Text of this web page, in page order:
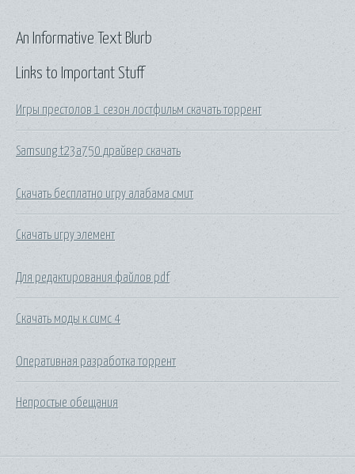
Links to Important Stuff
Игры престолов 1 сезон лостфильм скачать торрент
Samsung t23a750 драйвер скачать
Скачать бесплатно игру алабама смит
Скачать игру элемент
Для редактирования файлов pdf
Скачать моды к симс 4
Оперативная разработка торрент
Непростые обещания
An Informative Text Blurb